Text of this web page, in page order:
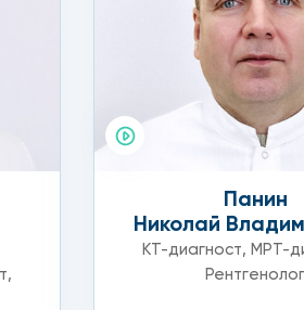
,
Панин
Николай
КТ-диагност,МРТ-
Рентгенолог